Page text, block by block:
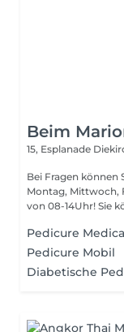
Beim
15, Esplanade
Bei Fragen können
Montag, Mittwoch,
von 08-
Pedicure
Pedicure Mobil
Diabetische